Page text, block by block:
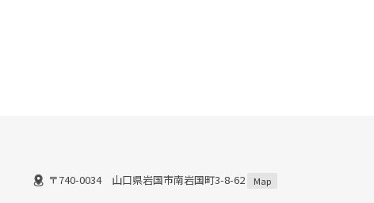
〒740-0034 山口県岩国市南岩国町3-8-62 Map